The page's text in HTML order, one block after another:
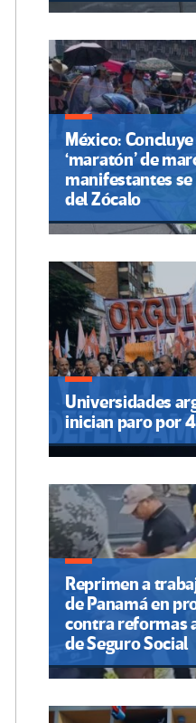
México: Concluye
‘maratón’ de
manifestantes
del Zócalo
Universidades
inician paro por
Reprimen a
de Panamá en
contra reformas
de Seguro Social